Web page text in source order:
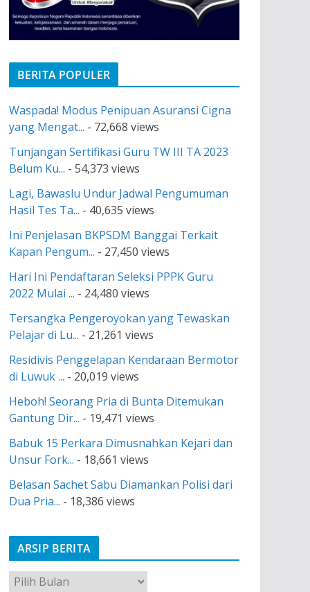
BERITA POPULER
Waspada! Modus Penipuan Asuransi Cigna
yang Mengat... - 72,668 views
Tunjangan Sertifikasi Guru TW III TA 2023
Belum Ku... - 54,373 views
Lagi, Bawaslu Undur Jadwal Pengumuman
Hasil Tes Ta... - 40,635 views
Ini Penjelasan BKPSDM Banggai Terkait
Kapan Pengum... - 27,450 views
Hari Ini Pendaftaran Seleksi PPPK Guru
2022 Mulai ... - 24,480 views
Tersangka Pengeroyokan yang Tewaskan
Pelajar di Lu... - 21,261 views
Residivis Penggelapan Kendaraan Bermotor
di Luwuk ... - 20,019 views
Heboh! Seorang Pria di Bunta Ditemukan
Gantung Dir... - 19,471 views
Babuk 15 Perkara Dimusnahkan Kejari dan
Unsur Fork... - 18,661 views
Belasan Sachet Sabu Diamankan Polisi dari
Dua Pria... - 18,386 views
ARSIP BERITA
A